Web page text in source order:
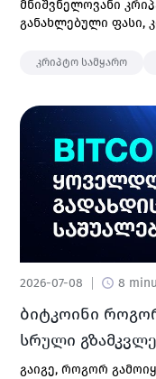
მნიშვნელოვანი
განახლებული ფასი,
და სხვა.
კრიპტო სამყარო
2026-07-08 8
ბიტკოინი
სრული
გაიგე, როგორ